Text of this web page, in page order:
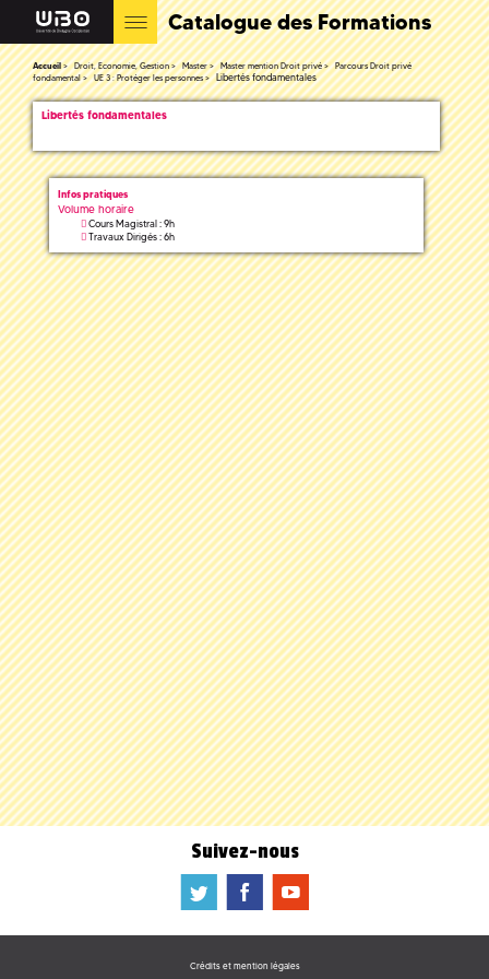
Catalogue des Formations
Accueil Droit, Economie, Gestion Master Master mention Droit privé
Parcours Droit privé
fondamental
UE 3 : Protéger les personnes Libertés fondamentales
Libertés fondamentales
Infos pratiques
Volume horaire
Cours Magistral : 9h
Travaux Dirigés : 6h
Suivez-nous
a b f
Crédits et mention légales